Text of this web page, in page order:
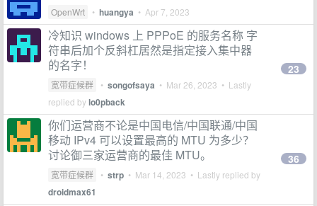
OpenWrt • huangya • Apr 7, 2023
冷知识 windows 上 PPPoE 的服务名称 字
符串后加个反斜杠居然是指定接入集中器
的名字！
宽带症候群 • songofsaya • Mar 26, 2023 • Lastly
replied bylo0pback
23
你们运营商不论是中国电信/中国联通/中国
移动 IPv4 可以设置最高的 MTU 为多少？
讨论御三家运营商的最佳 MTU。
宽带症候群 • strp • Mar 14, 2023 • Lastly replied by
droidmax61
36